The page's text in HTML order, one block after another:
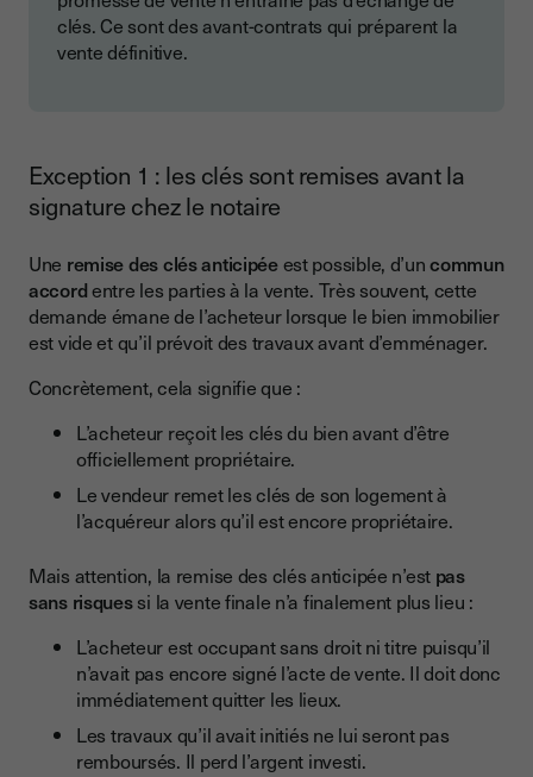
clés. Ce sont des avant-contrats qui préparent la
vente définitive.
Exception 1 : les clés sont remises avant la
signature chez le notaire
Une remise des clés anticipéeest possible, d’uncommun
accordentre les parties à la vente. Très souvent, cette
demande émane de l’acheteur lorsque le bien immobilier
est vide et qu’il prévoit des travaux avant d’emménager.
Concrètement, cela signifie que :
L’acheteur reçoit les clés du bien avant d’être
officiellement propriétaire.
Le vendeur remet les clés de son logement à
l’acquéreur alors qu’il est encore propriétaire.
Mais attention, la remise des clés anticipée n’est pas
sans risquessi la vente finale n’a finalement plus lieu :
L’acheteur est occupant sans droit ni titre puisqu’il
n’avait pas encore signé l’acte de vente. Il doit donc
immédiatement quitter les lieux.
Les travaux qu’il avait initiés ne lui seront pas
remboursés. Il perd l’argent investi.